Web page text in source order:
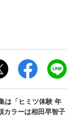
「ヒミツ体験 年
カラーは相田早智子